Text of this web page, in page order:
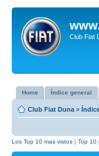
Club Fiat
Home Índice general
Club Fiat Duna »
Los Top 10 mas vistos | Top 10